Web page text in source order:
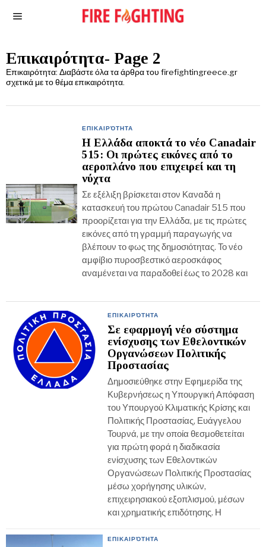
Επικαιρότητα- Page 2
Επικαιρότητα: Διαβάστε όλα τα άρθρα του firefightingreece.gr
σχετικά με το θέμα επικαιρότητα.
ΕΠΙΚΑΙΡΌΤΗΤΑ
Η Ελλάδα αποκτά το νέο Canadair
515: Οι πρώτες εικόνες από το
αεροπλάνο που επιχειρεί και τη
νύχτα
Σε εξέλιξη βρίσκεται στον Καναδά η
κατασκευή του πρώτου Canadair 515 που
προορίζεται για την Ελλάδα, με τις πρώτες
εικόνες από τη γραμμή παραγωγής να
βλέπουν το φως της δημοσιότητας. Το νέο
αμφίβιο πυροσβεστικό αεροσκάφος
αναμένεται να παραδοθεί έως το 2028 και
ΕΠΙΚΑΙΡΌΤΗΤΑ
Σε εφαρμογή νέο σύστημα
ενίσχυσης των Εθελοντικών
Οργανώσεων Πολιτικής
Προστασίας
Δημοσιεύθηκε στην Εφημερίδα της
Κυβερνήσεως η Υπουργική Απόφαση
του Υπουργού Κλιματικής Κρίσης και
Πολιτικής Προστασίας, Ευάγγελου
Τουρνά, με την οποία θεσμοθετείται
για πρώτη φορά η διαδικασία
ενίσχυσης των Εθελοντικών
Οργανώσεων Πολιτικής Προστασίας
μέσω χορήγησης υλικών,
επιχειρησιακού εξοπλισμού, μέσων
και χρηματικής επιδότησης. Η
ΕΠΙΚΑΙΡΌΤΗΤΑ